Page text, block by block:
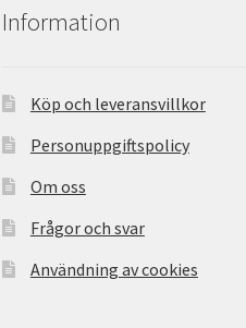
Information
Köp och leveransvillkor
Personuppgiftspolicy
Om oss
Frågor och svar
Användning av cookies